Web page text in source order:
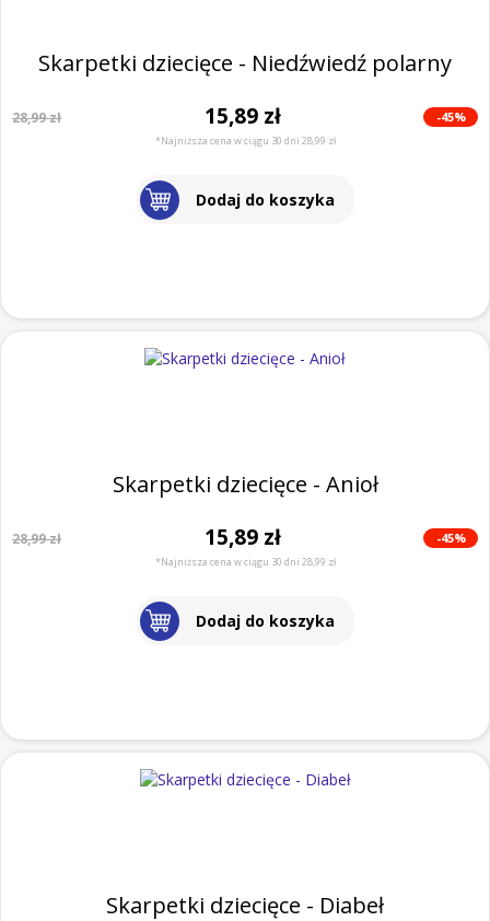
Skarpetki dziecięce - Niedźwiedź polarny
28,99 zł 15,89 zł -45%
*Najniższa cena w ciągu 30 dni 28,99 zł
Dodaj do koszyka
Skarpetki dziecięce - Anioł
28,99 zł 15,89 zł -45%
*Najniższa cena w ciągu 30 dni 28,99 zł
Dodaj do koszyka
Skarpetki dziecięce - Diabeł